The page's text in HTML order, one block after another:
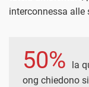
interconnessa
50%
la
ong chiedono